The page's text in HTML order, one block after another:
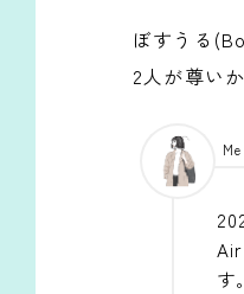
ぼすうる
2人が尊い
す。
Me